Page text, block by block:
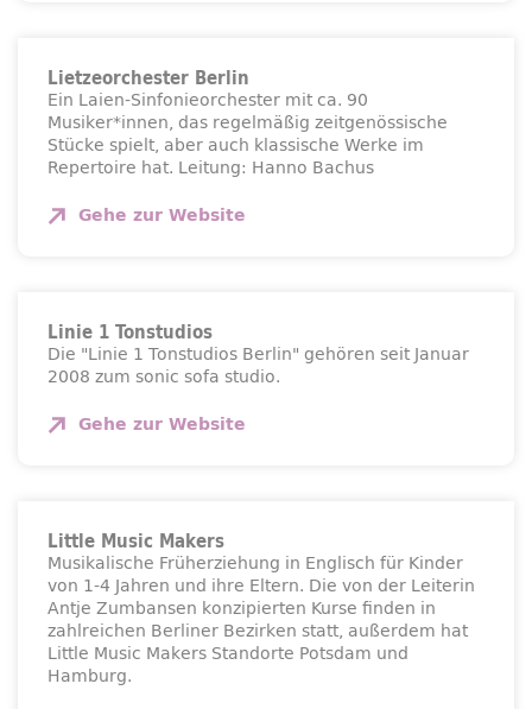
Lietzeorchester Berlin
Ein Laien-Sinfonieorchester mit ca. 90
Musiker*innen, das regelmäßig zeitgenössische
Stücke spielt, aber auch klassische Werke im
Repertoire hat. Leitung: Hanno Bachus
Gehe zur Website
Linie 1 Tonstudios
Die "Linie 1 Tonstudios Berlin" gehören seit Januar
2008 zum sonic sofa studio.
Gehe zur Website
Little Music Makers
Musikalische Früherziehung in Englisch für Kinder
von 1-4 Jahren und ihre Eltern. Die von der Leiterin
Antje Zumbansen konzipierten Kurse finden in
zahlreichen Berliner Bezirken statt, außerdem hat
Little Music Makers Standorte Potsdam und
Hamburg.